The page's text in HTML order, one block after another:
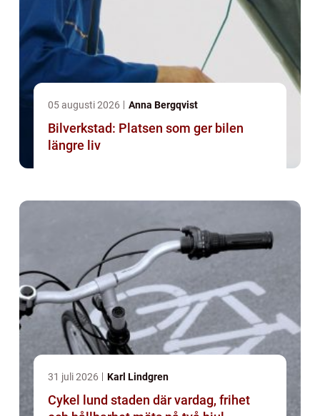
05 augusti 2026 Anna Bergqvist
Bilverkstad: Platsen som ger bilen
längre liv
31 juli 2026 Karl Lindgren
Cykel lund staden där vardag, frihet